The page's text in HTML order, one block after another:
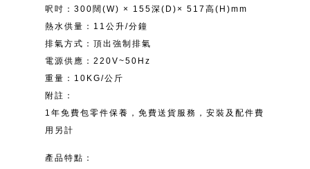
呎吋：300闊(W) × 155深(D)× 517高(H)mm
熱水供量：11公升/分鐘
排氣方式：頂出強制排氣
電源供應：220V~50Hz
重量：10KG/公斤
附註：
1年免費包零件保養，免費送貨服務，安裝及配件費
用另計
產品特點：